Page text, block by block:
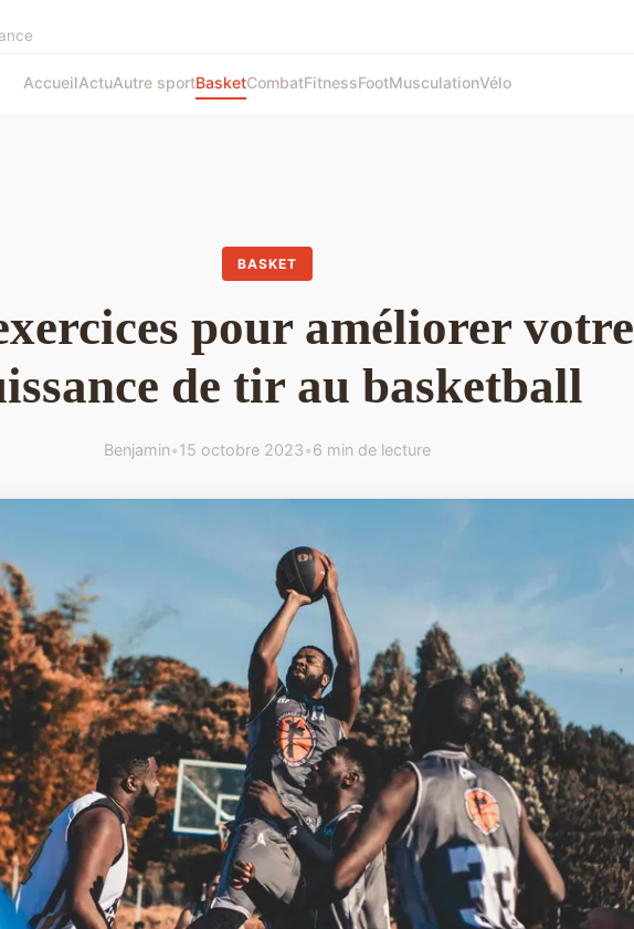
AccueilActuAutre sportBasketCombatFitnessFootMusculationVélo
BASKET
pour améliorer votre
de tir au basketball
Benjamin•15 octobre 2023•6 min de lecture